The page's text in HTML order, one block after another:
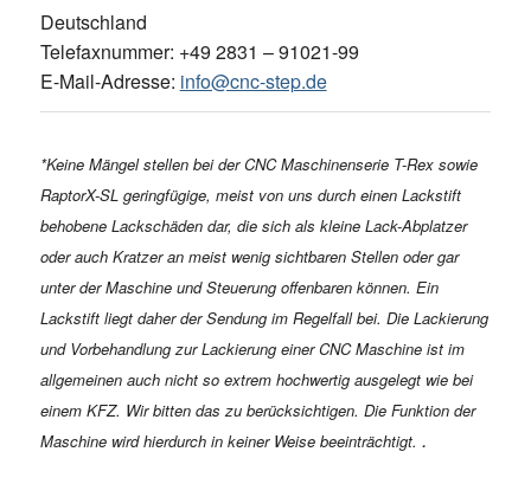
Deutschland
Telefaxnummer: +49 2831 – 91021-99
E-Mail-Adresse: info@cnc-step.de
*Keine Mängel stellen bei der CNC Maschinenserie T-Rex sowie
RaptorX-SL geringfügige, meist von uns durch einen Lackstift
behobene Lackschäden dar, die sich als kleine Lack-Abplatzer
oder auch Kratzer an meist wenig sichtbaren Stellen oder gar
unter der Maschine und Steuerung offenbaren können. Ein
Lackstift liegt daher der Sendung im Regelfall bei. Die Lackierung
und Vorbehandlung zur Lackierung einer CNC Maschine ist im
allgemeinen auch nicht so extrem hochwertig ausgelegt wie bei
einem KFZ. Wir bitten das zu berücksichtigen. Die Funktion der
Maschine wird hierdurch in keiner Weise beeinträchtigt. .